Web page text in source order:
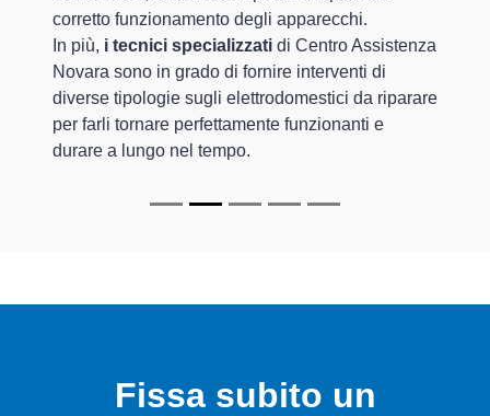
corretto funzionamento degli apparecchi.
In più, i tecnici specializzati di Centro Assistenza
Novara sono in grado di fornire interventi di
diverse tipologie sugli elettrodomestici da riparare
per farli tornare perfettamente funzionanti e
durare a lungo nel tempo.
Fissa subito un